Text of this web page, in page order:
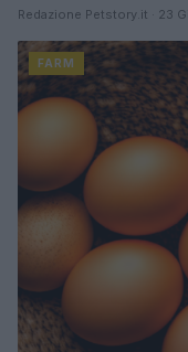
Redazione Petstory.it · 23
FARM